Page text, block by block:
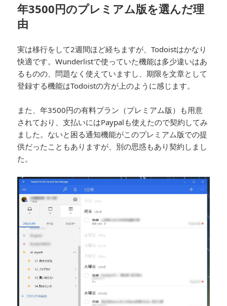
年3500円のプレミアム版を選んだ理
由
実は移行をして2週間ほど経ちますが、Todoistはかなり
快適です。Wunderlistで使っていた機能は多少違いはあ
るものの、問題なく使えていますし、期限を文章として
登録する機能はTodoistの方が上のように感じます。
また、年3500円の有料プラン（プレミアム版）も用意
されており、支払いにはPaypalも使えたので契約してみ
ました。ないと困る通知機能がこのプレミアム版での提
供だったこともありますが、別の思惑もあり契約しまし
た。